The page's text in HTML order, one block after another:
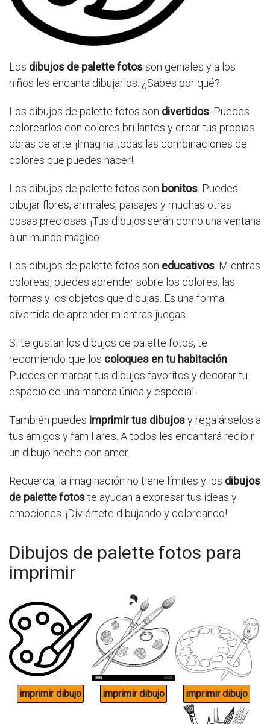
Los dibujos de palette fotosson geniales y a los
niños les encanta dibujarlos. ¿Sabes por qué?
Los dibujos de palette fotos son divertidos . Puedes
colorearlos con colores brillantes y crear tus propias
obras de arte. ¡Imagina todas las combinaciones de
colores que puedes hacer!
Los dibujos de palette fotos son bonitos . Puedes
dibujar flores, animales, paisajes y muchas otras
cosas preciosas. ¡Tus dibujos serán como una ventana
a un mundo mágico!
Los dibujos de palette fotos son educativos . Mientras
coloreas, puedes aprender sobre los colores, las
formas y los objetos que dibujas. Es una forma
divertida de aprender mientras juegas.
Si te gustan los dibujos de palette fotos, te
recomiendo que los coloques en tu habitación
Puedes enmarcar tus dibujos favoritos y decorar tu
espacio de una manera única y especial.
También puedes imprimir tus dibujosy regalárselos a
tus amigos y familiares. A todos les encantará recibir
un dibujo hecho con amor.
Recuerda, la imaginación no tiene límites y los dibujos
de palette fotoste ayudan a expresar tus ideas y
emociones. ¡Diviértete dibujando y coloreando!
Dibujos de palette fotos para
imprimir